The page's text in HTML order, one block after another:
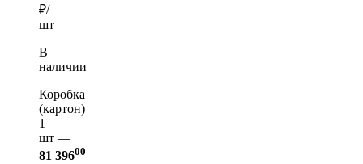
₽/
шт
В
наличии
Коробка
(картон)
1
шт —
81 39600